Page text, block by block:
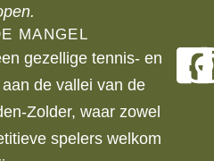
MANGEL
gezellige tennis- en
de vallei van de
Zolder, waar zowel
spelers welkom